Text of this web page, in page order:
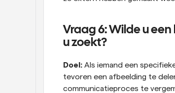
Vraag 6: Wilde u
u zoekt?
Doel: Als iemand een
tevoren een afbeelding te
communicatieproces te